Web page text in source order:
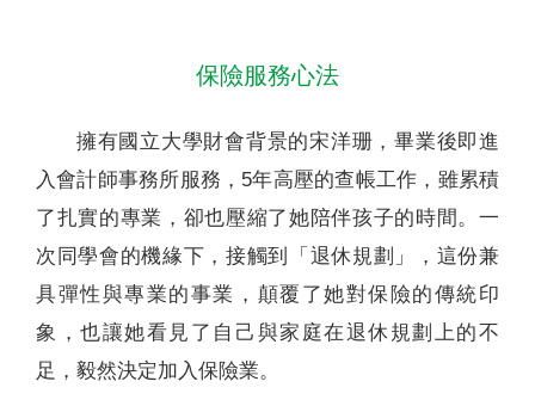
保險服務心法
擁有國立大學財會背景的宋洋珊，畢業後即進
入會計師事務所服務，5年高壓的查帳工作，雖累積
了扎實的專業，卻也壓縮了她陪伴孩子的時間。一
次同學會的機緣下，接觸到「退休規劃」，這份兼
具彈性與專業的事業，顛覆了她對保險的傳統印
象，也讓她看見了自己與家庭在退休規劃上的不
足，毅然決定加入保險業。